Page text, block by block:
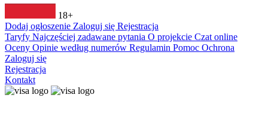
18+
Dodaj ogłoszenie Zaloguj się Rejestracja
Taryfy Najczęściej zadawane pytania O projekcie Czat online
Oceny Opinie według numerów Regulamin Pomoc Ochrona
Zaloguj się
Rejestracja
Kontakt